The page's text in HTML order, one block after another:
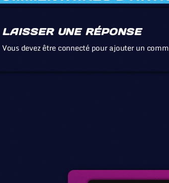
LAISSER UNE RÉPONSE
Vous devez être connecté pour ajouter un